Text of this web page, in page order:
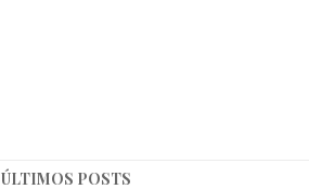
ÚLTIMOS POSTS